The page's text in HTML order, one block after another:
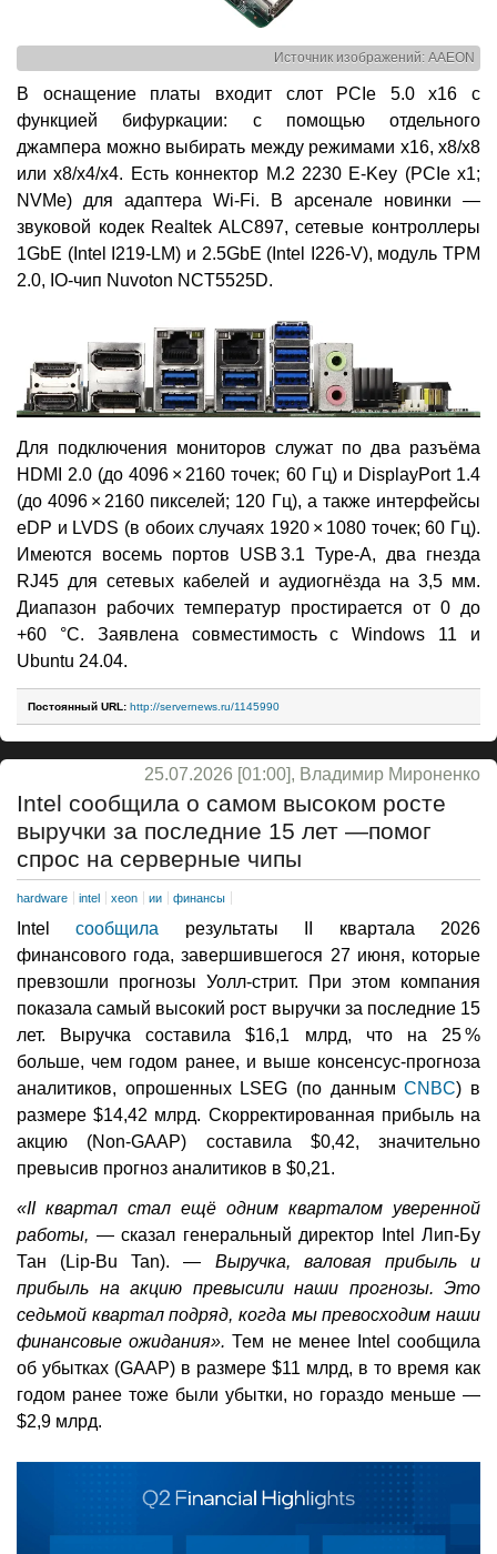
Источник изображений: AAEON
В оснащение платы входит слот PCIe 5.0 x16 с
функцией бифуркации: с помощью отдельного
джампера можно выбирать между режимами x16, x8/x8
или x8/x4/x4. Есть коннектор M.2 2230 E-Key (PCIe x1;
NVMe) для адаптера Wi-Fi. В арсенале новинки —
звуковой кодек Realtek ALC897, сетевые контроллеры
1GbE (Intel I219-LM) и 2.5GbE (Intel I226-V), модуль TPM
2.0, IO-чип Nuvoton NCT5525D.
Для подключения мониторов служат по два разъёма
HDMI 2.0 (до 4096 × 2160 точек; 60 Гц) и DisplayPort 1.4
(до 4096 × 2160 пикселей; 120 Гц), а также интерфейсы
eDP и LVDS (в обоих случаях 1920 × 1080 точек; 60 Гц).
Имеются восемь портов USB 3.1 Type-A, два гнезда
RJ45 для сетевых кабелей и аудиогнёзда на 3,5 мм.
Диапазон рабочих температур простирается от 0 до
+60 °C. Заявлена совместимость с Windows 11 и
Ubuntu 24.04.
Постоянный URL: http://servernews.ru/1145990
25.07.2026 [01:00], Владимир Мироненко
Intel сообщила о самом высоком росте
выручки за последние 15 лет —помог
спрос на серверные чипы
hardware intel xeon ии финансы
Intelсообщила результаты II квартала 2026
финансового года, завершившегося 27 июня, которые
превзошли прогнозы Уолл-стрит. При этом компания
показала самый высокий рост выручки за последние 15
лет. Выручка составила $16,1 млрд, что на 25 %
больше, чем годом ранее, и выше консенсус-прогноза
аналитиков, опрошенных LSEG (по даннымCNBC) в
размере $14,42 млрд. Скорректированная прибыль на
акцию (Non-GAAP) составила $0,42, значительно
превысив прогноз аналитиков в $0,21.
«II квартал стал ещё одним кварталом уверенной
работы, — сказал генеральный директор Intel Лип-Бу
Тан (Lip-Bu Tan). — Выручка, валовая прибыль и
прибыль на акцию превысили наши прогнозы. Это
седьмой квартал подряд, когда мы превосходим наши
финансовые ожидания». Тем не менее Intel сообщила
об убытках (GAAP) в размере $11 млрд, в то время как
годом ранее тоже были убытки, но гораздо меньше —
$2,9 млрд.